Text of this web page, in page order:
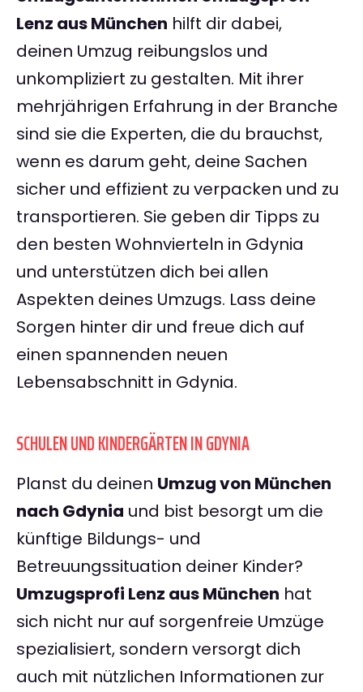
Lenz aus München hilft dir dabei,
deinen Umzug reibungslos und
unkompliziert zu gestalten. Mit ihrer
mehrjährigen Erfahrung in der Branche
sind sie die Experten, die du brauchst,
wenn es darum geht, deine Sachen
sicher und effizient zu verpacken und zu
transportieren. Sie geben dir Tipps zu
den besten Wohnvierteln in Gdynia
und unterstützen dich bei allen
Aspekten deines Umzugs. Lass deine
Sorgen hinter dir und freue dich auf
einen spannenden neuen
Lebensabschnitt in Gdynia.
SCHULEN UND KINDERGÄRTEN IN GDYNIA
Planst du deinen Umzug von München
nach Gdynia und bist besorgt um die
künftige Bildungs- und
Betreuungssituation deiner Kinder?
Umzugsprofi Lenz aus München hat
sich nicht nur auf sorgenfreie Umzüge
spezialisiert, sondern versorgt dich
auch mit nützlichen Informationen zur